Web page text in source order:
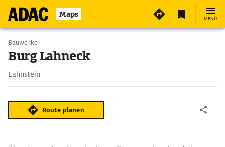
Maps MENÜ
Bauwerke
Burg Lahneck
Lahnstein
Route planen